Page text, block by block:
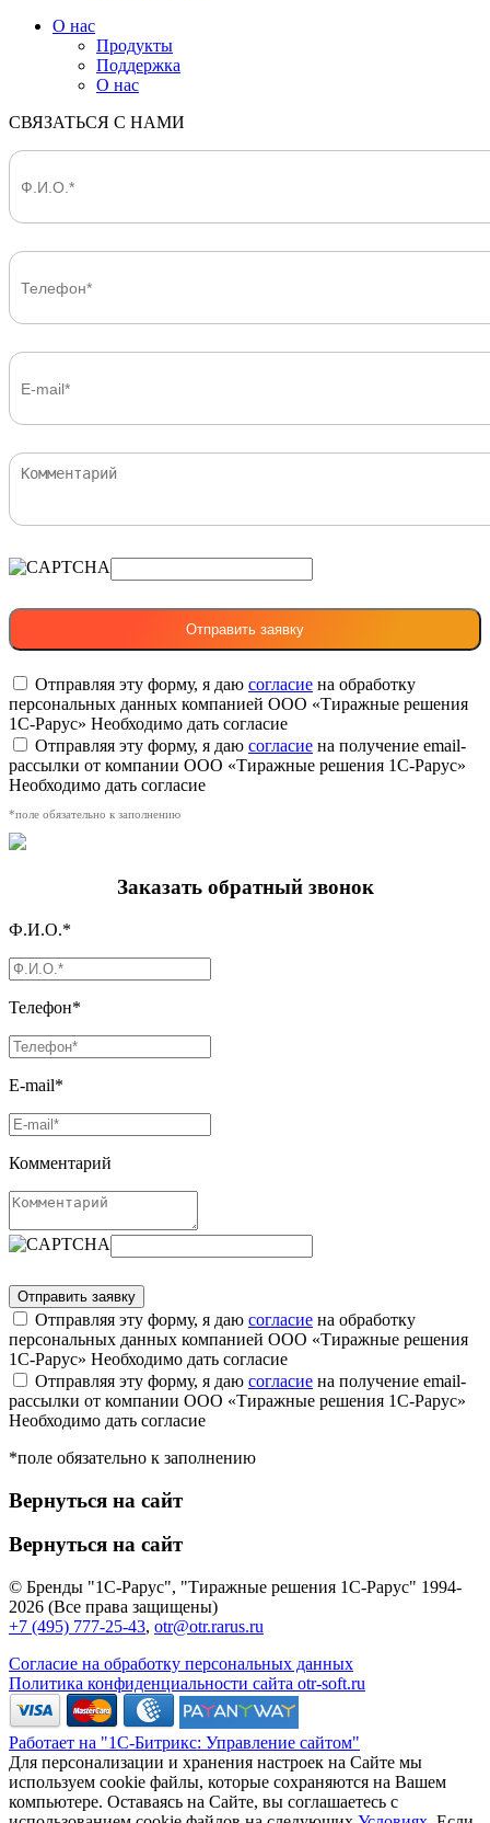
О нас
Продукты
Поддержка
О нас
СВЯЗАТЬСЯ С НАМИ
Отправляя эту форму, я даю согласие на обработку
персональных данных компанией ООО «Тиражные решения
1С-Рарус» Необходимо дать согласие
Отправляя эту форму, я даю согласие на получение email-
рассылки от компании ООО «Тиражные решения 1С-Рарус»
Необходимо дать согласие
*поле обязательно к заполнению
Заказать обратный звонок
Ф.И.О.*
Телефон*
E-mail*
Комментарий
Отправляя эту форму, я даю согласие на обработку
персональных данных компанией ООО «Тиражные решения
1С-Рарус» Необходимо дать согласие
Отправляя эту форму, я даю согласие на получение email-
рассылки от компании ООО «Тиражные решения 1С-Рарус»
Необходимо дать согласие
*поле обязательно к заполнению
Вернуться на сайт
Вернуться на сайт
© Бренды "1С-Рарус", "Тиражные решения 1С-Рарус" 1994-
2026 (Все права защищены)
+7 (495) 777-25-43, otr@otr.rarus.ru
Согласие на обработку персональных данных
Политика конфиденциальности сайта otr-soft.ru
Работает на "1С-Битрикс: Управление сайтом"
Для персонализации и хранения настроек на Сайте мы
используем cookie файлы, которые сохраняются на Вашем
компьютере. Оставаясь на Сайте, вы соглашаетесь с